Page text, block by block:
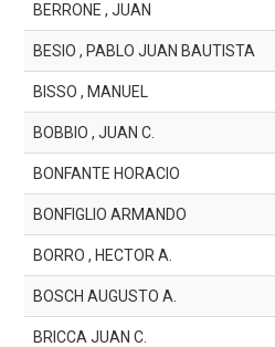
BERRONE , JUAN
BESIO , PABLO JUAN BAUTISTA
BISSO , MANUEL
BOBBIO , JUAN C.
BONFANTE HORACIO
BONFIGLIO ARMANDO
BORRO , HECTOR A.
BOSCH AUGUSTO A.
BRICCA JUAN C.